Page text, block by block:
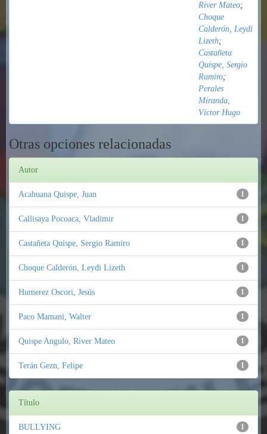
River Mateo;
Choque
Calderón, Leydi
Lizeth;
Castañeta
Quispe, Sergio
Ramiro;
Perales
Miranda,
Víctor Hugo
Otras opciones relacionadas
Autor
1
Acahuana Quispe, Juan
1
Callisaya Pocoaca, Vladimir
1
Castañeta Quispe, Sergio Ramiro
1
Choque Calderón, Leydi Lizeth
1
Humerez Oscori, Jesús
1
Paco Mamani, Walter
1
Quispe Angulo, River Mateo
1
Terán Gezn, Felipe
Título
1
BULLYING